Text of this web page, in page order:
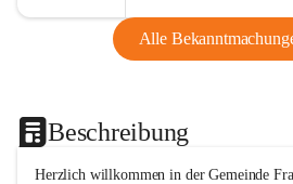
Alle
Beschreibung
Herzlich willkommen in der Gemeinde